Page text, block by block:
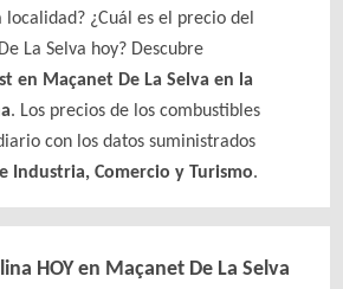
¿Cuál es el precio del
La Selva hoy? Descubre
en Maçanet De La Selva en la
. Los precios de los combustibles
con los datos suministrados
Industria, Comercio y Turismo.
HOY en Maçanet De La Selva